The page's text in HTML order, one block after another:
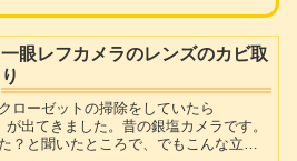
一眼レフカメラのレンズのカビ取
り
ローゼットの掃除をしていたら
が出てきました。昔の銀塩カメラです。
？と聞いたところで、でもこんな立派